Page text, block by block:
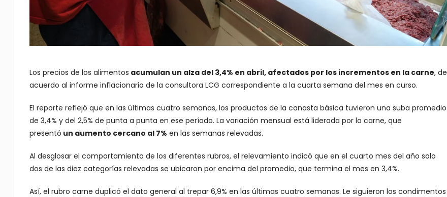
Los precios de los alimentos acumulan un alza del 3,4% en abril, afectados por los incrementos en la carne, de
acuerdo al informe inflacionario de la consultora LCG correspondiente a la cuarta semana del mes en curso.
El reporte reflejó que en las últimas cuatro semanas, los productos de la canasta básica tuvieron una suba promedio
de 3,4% y del 2,5% de punta a punta en ese período. La variación mensual está liderada por la carne, que
presentó un aumento cercano al 7% en las semanas relevadas.
Al desglosar el comportamiento de los diferentes rubros, el relevamiento indicó que en el cuarto mes del año solo
dos de las diez categorías relevadas se ubicaron por encima del promedio, que termina el mes en 3,4%.
Así, el rubro carne duplicó el dato general al trepar 6,9% en las últimas cuatro semanas. Le siguieron los condimentos